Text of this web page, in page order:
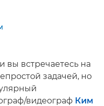
вы встречаетесь на
задачей, но
видеограф Ким